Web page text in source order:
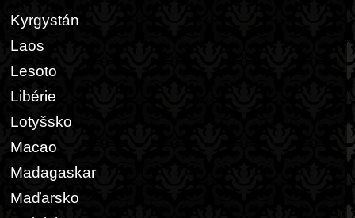
Kyrgystán
Laos
Lesoto
Libérie
Lotyšsko
Macao
Madagaskar
Maďarsko